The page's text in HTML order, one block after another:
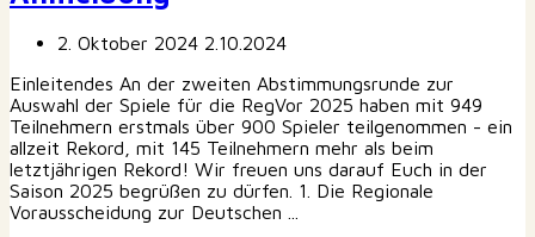
2. Oktober 2024 2.10.2024
Einleitendes An der zweiten Abstimmungsrunde zur
Auswahl der Spiele für die RegVor 2025 haben mit 949
Teilnehmern erstmals über 900 Spieler teilgenommen - ein
allzeit Rekord, mit 145 Teilnehmern mehr als beim
letztjährigen Rekord! Wir freuen uns darauf Euch in der
Saison 2025 begrüßen zu dürfen. 1. Die Regionale
Vorausscheidung zur Deutschen ...